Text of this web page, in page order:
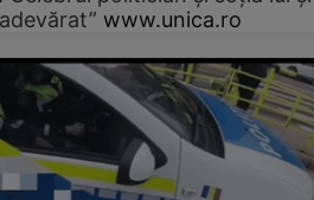
www.unica.ro